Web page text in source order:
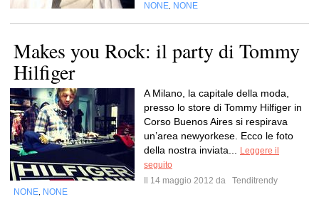
NONE NONE
Makes you Rock: il party di Tommy
Hilfiger
A Milano, la capitale della moda,
presso lo store di Tommy Hilfiger in
Corso Buenos Aires si respirava
un’area newyorkese. Ecco le foto
della nostra inviata...
Leggere il
seguito
Il 14 maggio 2012 da
Tenditrendy
NONE NONE